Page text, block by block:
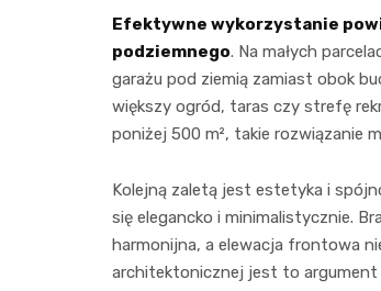
Efektywne wykorzystanie
podziemnego. Na małych
garażu pod ziemią zamiast obok
większy ogród, taras czy strefę
poniżej 500 m², takie rozwiązanie
Kolejną zaletą jest estetyka i
się elegancko i minimalistycznie.
harmonijna, a elewacja frontowa
architektonicznej jest to argument